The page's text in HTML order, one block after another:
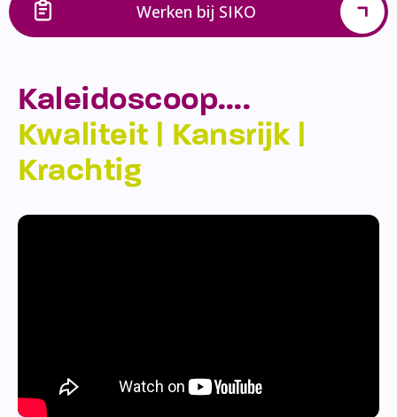
Werken bij SIKO
Kaleidoscoop….
Kwaliteit | Kansrijk |
Krachtig